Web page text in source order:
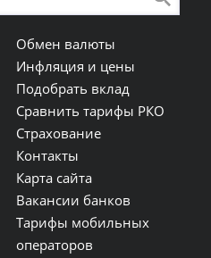
Обмен валюты
Инфляция и цены
Подобрать вклад
Сравнить тарифы РКО
Страхование
Контакты
Карта сайта
Вакансии банков
Тарифы мобильных
операторов